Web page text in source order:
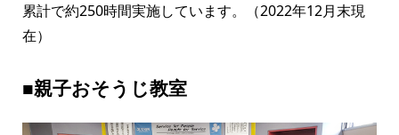
累計で約250時間実施しています。（2022年12月末現
在）
■親子おそうじ教室